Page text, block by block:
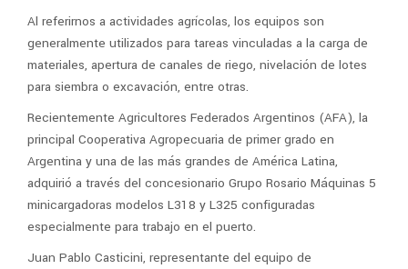
Al referirnos a actividades agrícolas, los equipos son
generalmente utilizados para tareas vinculadas a la carga de
materiales, apertura de canales de riego, nivelación de lotes
para siembra o excavación, entre otras.
Recientemente Agricultores Federados Argentinos (AFA), la
principal Cooperativa Agropecuaria de primer grado en
Argentina y una de las más grandes de América Latina,
adquirió a través del concesionario Grupo Rosario Máquinas 5
minicargadoras modelos L318 y L325 configuradas
especialmente para trabajo en el puerto.
Juan Pablo Casticini, representante del equipo de